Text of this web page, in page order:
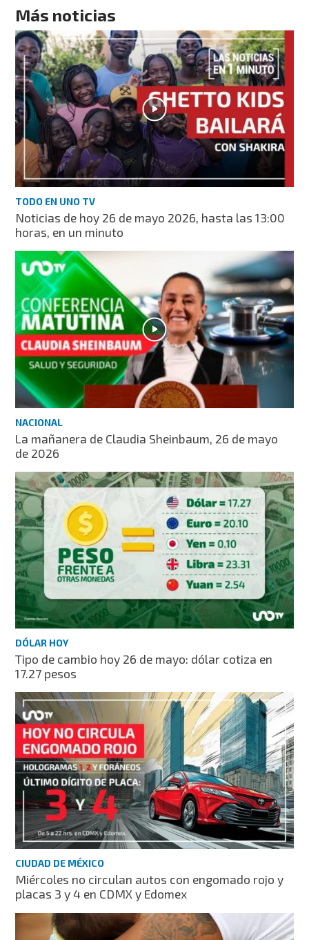
Más noticias
TODO EN UNO TV
Noticias de hoy 26 de mayo 2026, hasta las 13:00
horas, en un minuto
NACIONAL
La mañanera de Claudia Sheinbaum, 26 de mayo
de 2026
DÓLAR HOY
Tipo de cambio hoy 26 de mayo: dólar cotiza en
17.27 pesos
CIUDAD DE MÉXICO
Miércoles no circulan autos con engomado rojo y
placas 3 y 4 en CDMX y Edomex